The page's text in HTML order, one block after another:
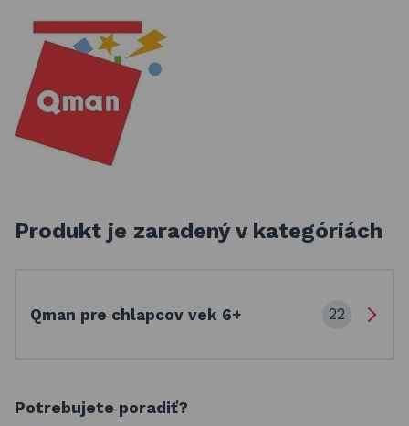
Produkt je zaradený v kategóriách
Qman pre chlapcov vek 6+ 22
Potrebujete poradiť?